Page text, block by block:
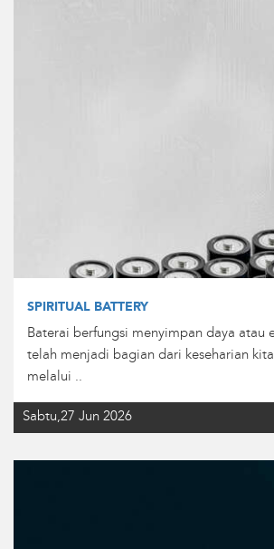
SPIRITUAL BATTERY
Baterai berfungsi menyimpan daya atau
telah menjadi bagian dari keseharian
melalui ..
Sabtu,27 Jun 2026